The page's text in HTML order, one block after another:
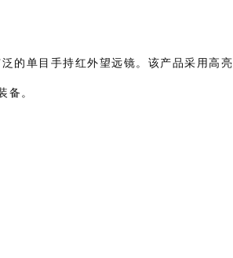
的单目手持红外望远镜。该产品采用高亮
。